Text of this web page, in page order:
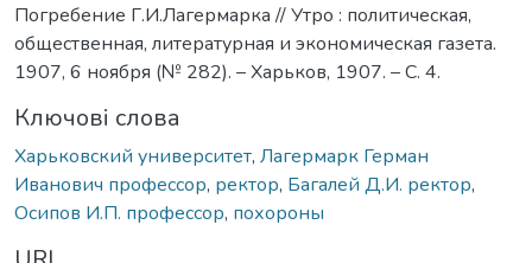
Погребение Г.И.Лагермарка // Утро : политическая,
общественная, литературная и экономическая газета.
1907, 6 ноября (№ 282). – Харьков, 1907. – С. 4.
Ключові слова
Харьковский университет, Лагермарк Герман
Иванович профессор, ректор, Багалей Д.И. ректор,
Осипов И.П. профессор, похороны